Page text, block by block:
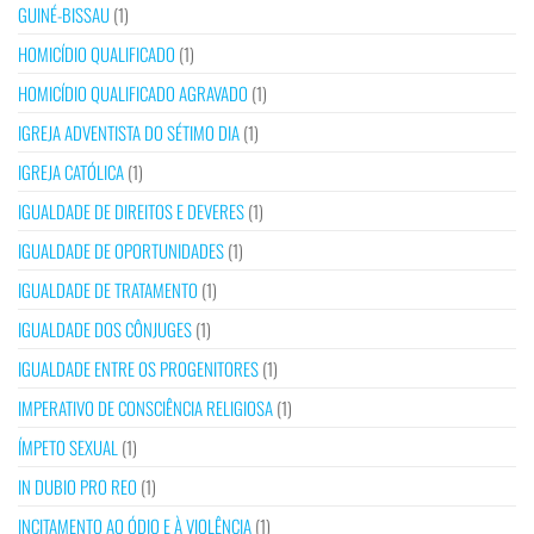
GUINÉ-BISSAU(1)
HOMICÍDIO QUALIFICADO (1)
HOMICÍDIO QUALIFICADO AGRAVADO (1)
IGREJA ADVENTISTA DO SÉTIMO DIA(1)
IGREJA CATÓLICA(1)
IGUALDADE DE DIREITOS E DEVERES(1)
IGUALDADE DE OPORTUNIDADES(1)
IGUALDADE DE TRATAMENTO (1)
IGUALDADE DOS CÔNJUGES(1)
IGUALDADE ENTRE OS PROGENITORES(1)
IMPERATIVO DE CONSCIÊNCIA RELIGIOSA(1)
ÍMPETO SEXUAL (1)
IN DUBIO PRO REO (1)
INCITAMENTO AO ÓDIO E À VIOLÊNCIA(1)